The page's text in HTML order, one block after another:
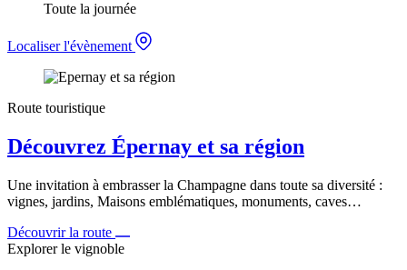
Toute la journée
Localiser l'évènement
Route touristique
Découvrez Épernay et sa région
Une invitation à embrasser la Champagne dans toute sa diversité :
vignes, jardins, Maisons emblématiques, monuments, caves…
Découvrir la route
Explorer le vignoble